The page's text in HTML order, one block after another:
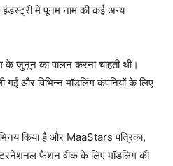
इंडस्ट्री में पूनम नाम की कई अन्य
जुनून का पालन करना चाहती थी।
और विभिन्न मॉडलिंग कंपनियों के लिए
किया है और MaaStars पत्रिका,
फैशन वीक के लिए मॉडलिंग की